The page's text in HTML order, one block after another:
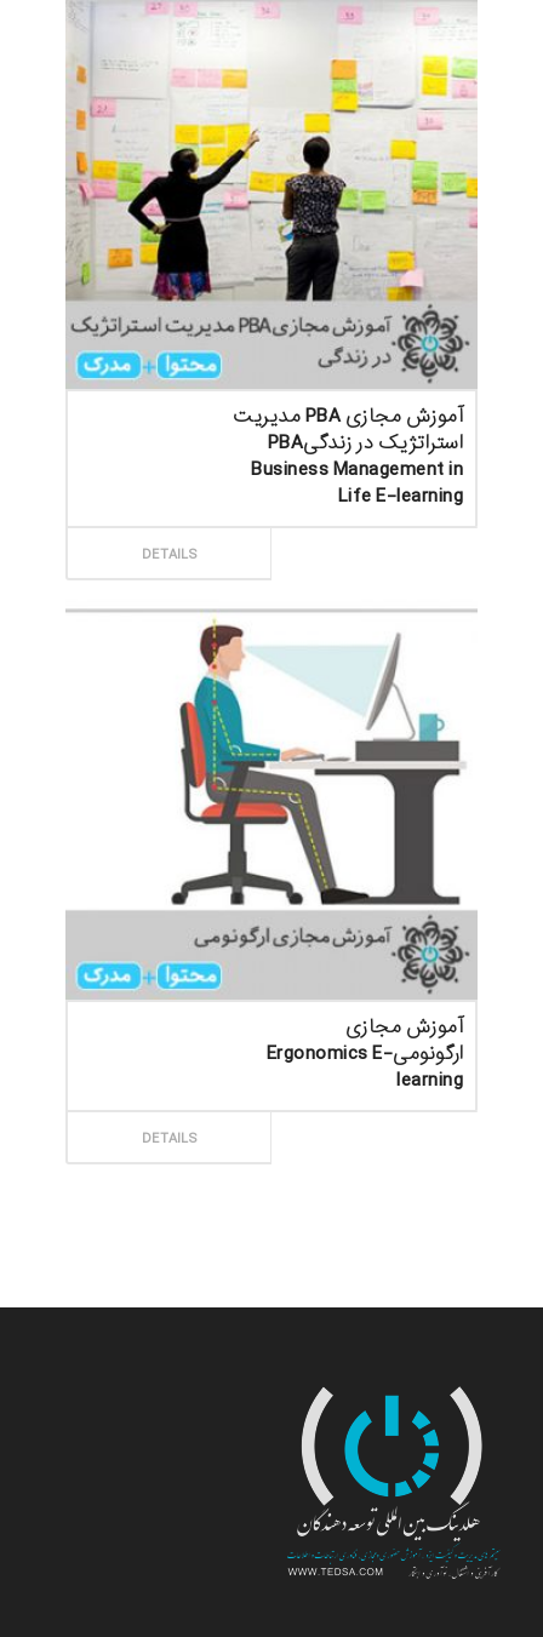
آموزش مجازی PBA مدیریت
استراتژیک در زندگیPBA
Business Management in
Life E-learning
DETAILS
آموزش مجازی
ارگونومیErgonomics E-
learning
DETAILS